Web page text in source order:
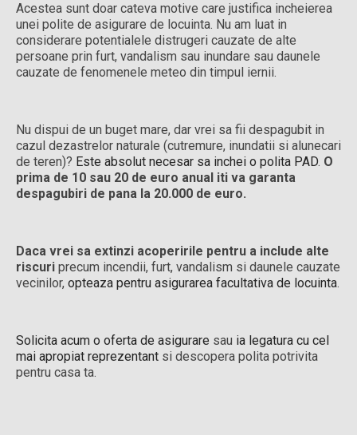
Acestea sunt doar cateva motive care justifica incheierea
unei polite de asigurare de locuinta. Nu am luat in
considerare potentialele distrugeri cauzate de alte
persoane prin furt, vandalism sau inundare sau daunele
cauzate de fenomenele meteo din timpul iernii.
Nu dispui de un buget mare, dar vrei sa fii despagubit in
cazul dezastrelor naturale (cutremure, inundatii si alunecari
de teren)? Este absolut necesar sa inchei o polita PAD. O
prima de 10 sau 20 de euro anual iti va garanta
despagubiri de pana la 20.000 de euro.
Daca vrei sa extinzi acoperirile pentru a include alte
riscuri precum incendii, furt, vandalism si daunele cauzate
vecinilor, opteaza pentru asigurarea facultativa de locuinta.
Solicita acum o oferta de asigurare sau ia legatura cu cel
mai apropiat reprezentant si descopera polita potrivita
pentru casa ta.